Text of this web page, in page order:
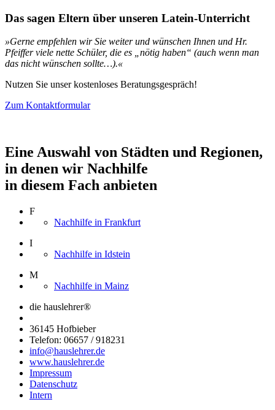
Das sagen Eltern über unseren Latein-Unterricht
»Gerne empfehlen wir Sie weiter und wünschen Ihnen und Hr.
Pfeiffer viele nette Schüler, die es „nötig haben“ (auch wenn man
das nicht wünschen sollte…).«
Nutzen Sie unser kostenloses Beratungsgespräch!
Zum Kontaktformular
Eine Auswahl von Städten und Regionen,
in denen wir Nachhilfe
in diesem Fach anbieten
F
Nachhilfe in Frankfurt
I
Nachhilfe in Idstein
M
Nachhilfe in Mainz
die hauslehrer®
36145 Hofbieber
Telefon: 06657 / 918231
info@hauslehrer.de
www.hauslehrer.de
Impressum
Datenschutz
Intern